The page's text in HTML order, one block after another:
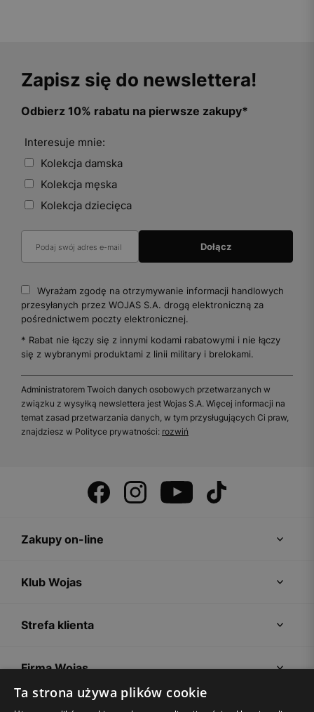
Zapisz się do newslettera!
Odbierz 10% rabatu na pierwsze zakupy*
Interesuje mnie:
Kolekcja damska
Kolekcja męska
Kolekcja dziecięca
Wyrażam zgodę na otrzymywanie informacji handlowych
przesyłanych przez WOJAS S.A. drogą elektroniczną za
pośrednictwem poczty elektronicznej.
* Rabat nie łączy się z innymi kodami rabatowymi i nie łączy
się z wybranymi produktami z linii military i brelokami.
Administratorem Twoich danych osobowych przetwarzanych w
związku z wysyłką newslettera jest Wojas S.A. Więcej informacji na
temat zasad przetwarzania danych, w tym przysługujących Ci praw,
znajdziesz w Polityce prywatności: rozwiń
Zakupy on-line
Klub Wojas
Strefa klienta
Firma Wojas
Ta strona używa plików cookie